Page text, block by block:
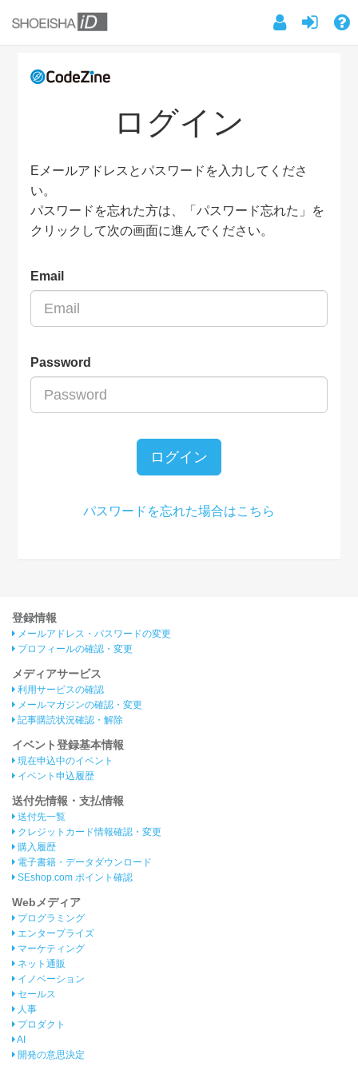
ログイン
Eメールアドレスとパスワードを入力してくださ
い。
パスワードを忘れた方は、「パスワード忘れた」を
クリックして次の画面に進んでください。
Email
Password
ログイン
パスワードを忘れた場合はこちら
登録情報
メールアドレス・パスワードの変更
プロフィールの確認・変更
メディアサービス
利用サービスの確認
メールマガジンの確認・変更
記事購読状況確認・解除
イベント登録基本情報
現在申込中のイベント
イベント申込履歴
送付先情報・支払情報
送付先一覧
クレジットカード情報確認・変更
購入履歴
電子書籍・データダウンロード
SEshop.com ポイント確認
Webメディア
プログラミング
エンタープライズ
マーケティング
ネット通販
イノベーション
セールス
人事
プロダクト
AI
開発の意思決定